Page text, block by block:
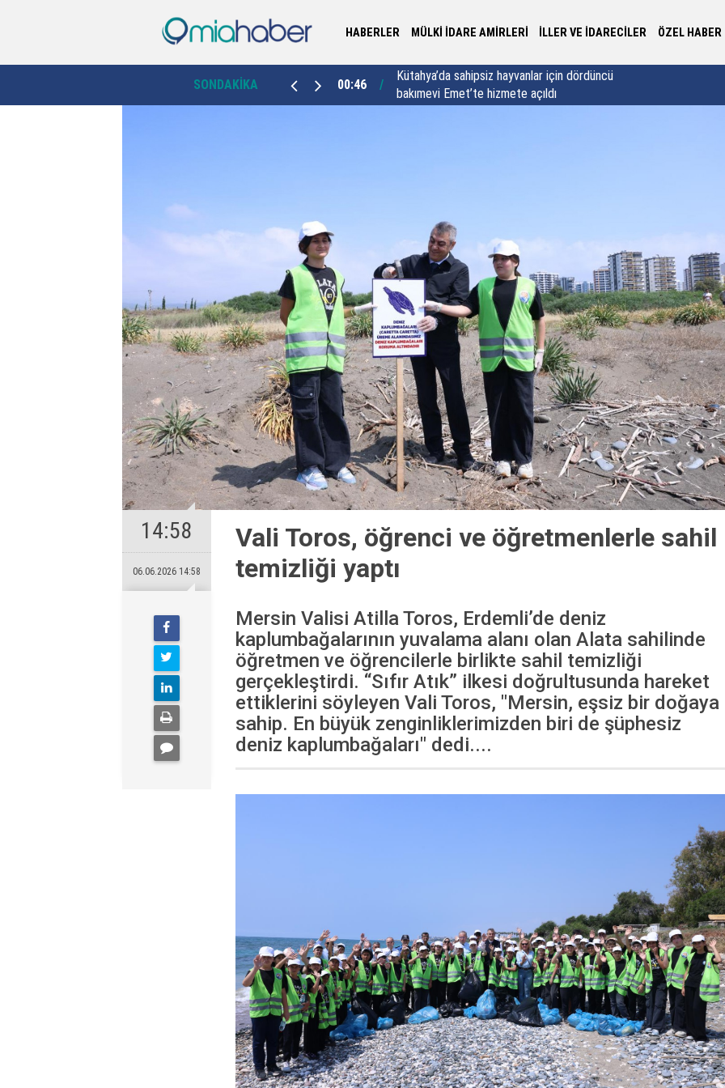
HABERLER MÜLKİ İDARE AMİRLERİ İLLER VE İDARECİLER ÖZEL HABER
SONDAKİKA
Kütahya’da sahipsiz hayvanlar için dördüncü
bakımevi Emet’te hizmete açıldı
23:46
Yalova Valisi Usta’dan 30 yıllık vefa buluşması:
"Vefa sadece bir semt adı değildir"
14:58
06.06.2026 14:58
Vali Toros, öğrenci ve öğretmenlerle sahil
temizliği yaptı
Mersin Valisi Atilla Toros, Erdemli’de deniz
kaplumbağalarının yuvalama alanı olan Alata sahilinde
öğretmen ve öğrencilerle birlikte sahil temizliği
gerçekleştirdi. “Sıfır Atık” ilkesi doğrultusunda hareket
ettiklerini söyleyen Vali Toros, "Mersin, eşsiz bir doğaya
sahip. En büyük zenginliklerimizden biri de şüphesiz
deniz kaplumbağaları" dedi....